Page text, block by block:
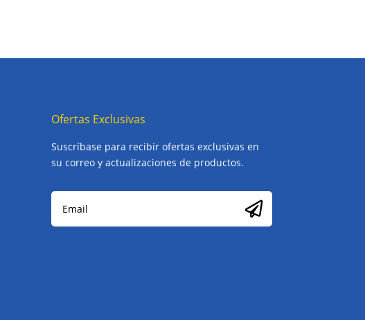
Ofertas Exclusivas
Suscríbase para recibir ofertas exclusivas en
su correo y actualizaciones de productos.